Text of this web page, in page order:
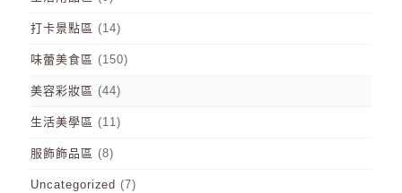
打卡景點區 (14)
味蕾美食區 (150)
美容彩妝區 (44)
生活美學區 (11)
服飾飾品區 (8)
Uncategorized (7)